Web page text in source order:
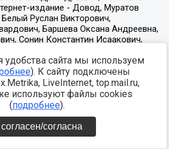
сайта мы используем
). К сайту подключены
LiveInternet, top.mail.ru,
используют файлы cookies
(подробнее).
согласна